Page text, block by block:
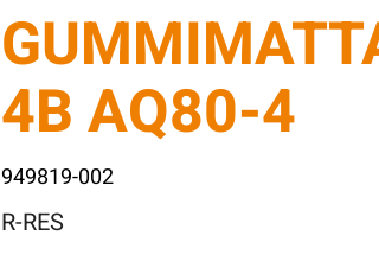
4B AQ80-4
949819-002
R-RES